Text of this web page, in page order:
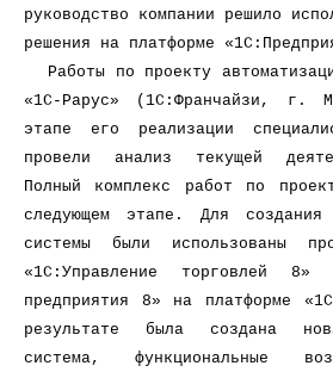
руководство компании решило
решения на платформе
Работы по проекту
«1С-Рарус» (1С:Франчайзи, г.
этапе его реализации
провели анализ текущей
Полный комплекс работ по
следующем этапе. Для создания
системы были использованы
«1С:Управление торговлей 8»
предприятия 8» на платформе
результате была создана
система, функциональные